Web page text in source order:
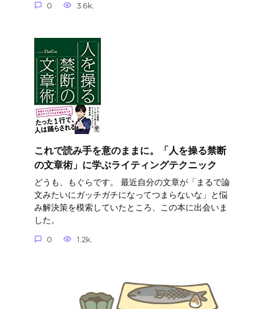
0 3.6k.
これで読み手を意のままに。「人を操る禁断
の文章術」に学ぶライティングテクニック
どうも、もぐらです。 最近自分の文章が「まるで論
文みたいにガッチガチになってつまらないな」と悩
み解決策を模索していたところ、この本に出会いま
した。
0 1.2k.